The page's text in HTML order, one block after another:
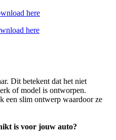
here
here
Dit betekent dat het niet
of model is ontworpen.
een slim ontwerp waardoor ze
is voor jouw auto?